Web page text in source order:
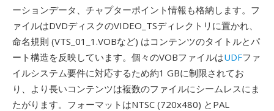
ーションデータ、チャプターポイント情報も格納します。フ
ァイルはDVDディスクのVIDEO_TSディレクトリに置かれ、
命名規則 (VTS_01_1.VOBなど) はコンテンツのタイトルとパ
ート構造を反映しています。個々のVOBファイルはUDFファ
イルシステム要件に対応するため約1 GBに制限されてお
り、より長いコンテンツは複数のファイルにシームレスにま
たがります。フォーマットはNTSC (720x480) とPAL